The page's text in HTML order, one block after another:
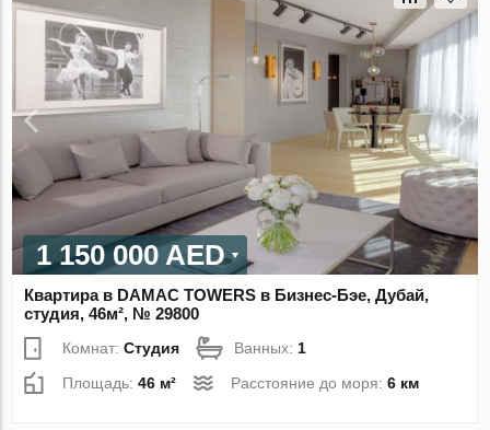
1 150 000 AED
Квартира в DAMAC TOWERS в Бизнес-Бэе, Дубай,
студия, 46м², № 29800
Комнат:Студия Ванных:1
Площадь:46 м² Расстояние до моря:6 км